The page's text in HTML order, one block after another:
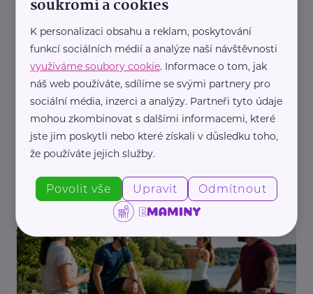
Státní fond životního prostředí ČR
Chcete nižší účty za energie? Nová zelená
úsporám opět přijímá žádosti
Aktuálně Bydlení, domácnost Dotace Rodina
soukromí a cookies
K personalizaci obsahu a reklam, poskytování
funkcí sociálních médií a analýze naší návštěvnosti
využíváme soubory cookie. Informace o tom, jak
náš web používáte, sdílíme se svými partnery pro
sociální média, inzerci a analýzy. Partneři tyto údaje
mohou zkombinovat s dalšími informacemi, které
jste jim poskytli nebo které získali v důsledku toho,
že používáte jejich služby.
Povolit vše Upravit Odmítnout